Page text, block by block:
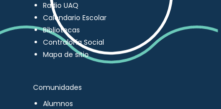
Radio UAQ
Calendario Escolar
Bibliotecas
Contraloría Social
Mapa de sitio
Comunidades
Alumnos